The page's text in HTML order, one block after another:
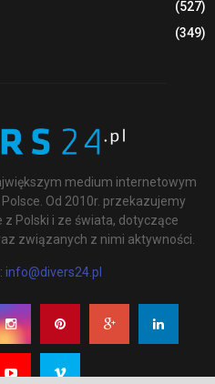
(527)
(349)
medium internetowym
Od 2010r. przekazujemy
Polski i ze świata, dotyczące
związanych z nimi aktywności.
info@divers24.pl